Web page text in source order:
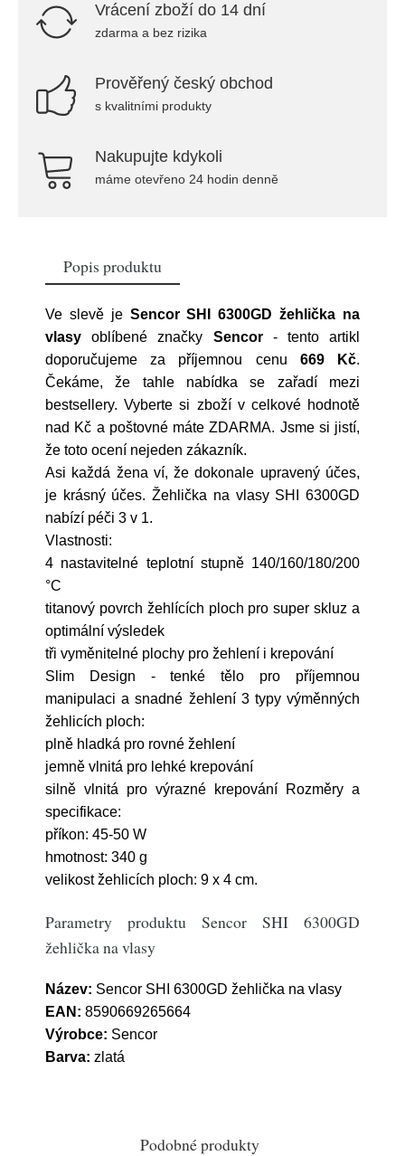
Vrácení zboží do 14 dní
zdarma a bez rizika
Prověřený český obchod
s kvalitními produkty
Nakupujte kdykoli
máme otevřeno 24 hodin denně
Popis produktu
Ve slevě je Sencor SHI 6300GD žehlička na
vlasy oblíbené značky Sencor- tento artikl
doporučujeme za příjemnou cenu 669 Kč.
Čekáme, že tahle nabídka se zařadí mezi
bestsellery. Vyberte si zboží v celkové hodnotě
nad Kč a poštovné máte ZDARMA. Jsme si jistí,
že toto ocení nejeden zákazník.
Asi každá žena ví, že dokonale upravený účes,
je krásný účes. Žehlička na vlasy SHI 6300GD
nabízí péči 3 v 1.
Vlastnosti:
4 nastavitelné teplotní stupně 140/160/180/200
°C
titanový povrch žehlících ploch pro super skluz a
optimální výsledek
tři vyměnitelné plochy pro žehlení i krepování
Slim Design - tenké tělo pro příjemnou
manipulaci a snadné žehlení 3 typy výměnných
žehlicích ploch:
plně hladká pro rovné žehlení
jemně vlnitá pro lehké krepování
silně vlnitá pro výrazné krepování Rozměry a
specifikace:
příkon: 45-50 W
hmotnost: 340 g
velikost žehlicích ploch: 9 x 4 cm.
Parametry produktu Sencor SHI 6300GD
žehlička na vlasy
Název: Sencor SHI 6300GD žehlička na vlasy
EAN: 8590669265664
Výrobce: Sencor
Barva: zlatá
Podobné produkty